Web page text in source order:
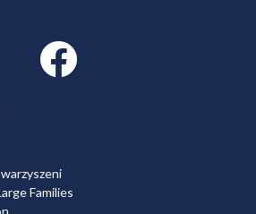
Facebook link
Families